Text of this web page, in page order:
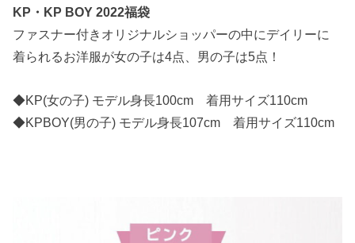
KP・KP BOY 2022福袋
ファスナー付きオリジナルショッパーの中にデイリーに
着られるお洋服が女の子は4点、男の子は5点！
◆KP(女の子) モデル身長100cm 着用サイズ110cm
◆KPBOY(男の子) モデル身長107cm 着用サイズ110cm